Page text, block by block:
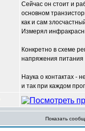
Сейчас он стоит и
основном
как и сам
Измерял
Конкретно в схеме
напряжения питания
Наука о контактах -
и так при каждом
Показать